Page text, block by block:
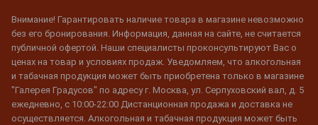
Внимание! Гарантировать наличие товара в магазине невозможно
без его бронирования. Информация, данная на сайте, не считается
публичной офертой. Наши специалисты проконсультируют Вас о
ценах на товар и условиях продаж. Уведомляем, что алкогольная
и табачная продукция может быть приобретена только в магазине
"Галерея Градусов" по адресу г. Москва, ул. Серпуховский вал, д. 5
ежедневно, с 10:00-22:00 Дистанционная продажа и доставка не
осуществляется. Алкогольная и табачная продукция может быть